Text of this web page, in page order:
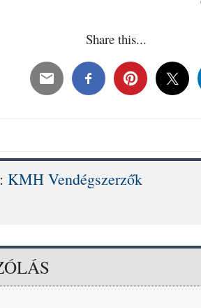
Share this...
KMH Vendégszerzők